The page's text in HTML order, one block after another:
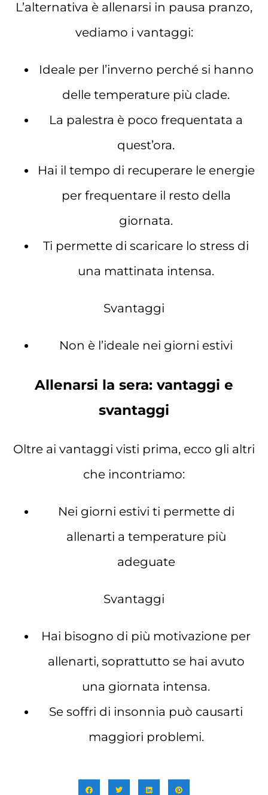
L’alternativa è allenarsi in pausa pranzo,
vediamo i vantaggi:
Ideale per l’inverno perché si hanno
delle temperature più clade.
La palestra è poco frequentata a
quest’ora.
Hai il tempo di recuperare le energie
per frequentare il resto della
giornata.
Ti permette di scaricare lo stress di
una mattinata intensa.
Svantaggi
Non è l’ideale nei giorni estivi
Allenarsi la sera: vantaggi e
svantaggi
Oltre ai vantaggi visti prima, ecco gli altri
che incontriamo:
Nei giorni estivi ti permette di
allenarti a temperature più
adeguate
Svantaggi
Hai bisogno di più motivazione per
allenarti, soprattutto se hai avuto
una giornata intensa.
Se soffri di insonnia può causarti
maggiori problemi.